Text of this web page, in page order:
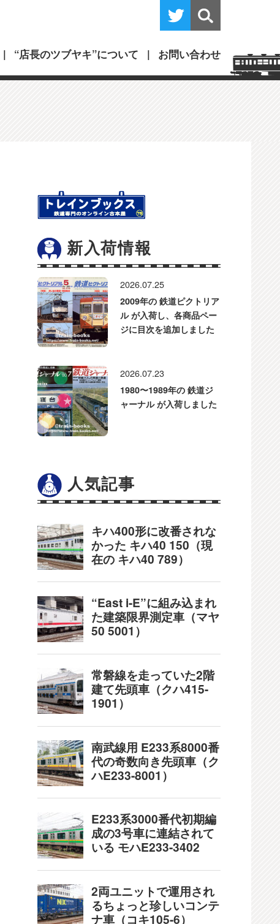
“店長のツブヤキ”について お問い合わせ
新入荷情報
2026.07.25
2009年の 鉄道ピクトリア
ル が入荷し、各商品ペー
ジに目次を追加しました
2026.07.23
1980〜1989年の 鉄道ジ
ャーナル が入荷しました
人気記事